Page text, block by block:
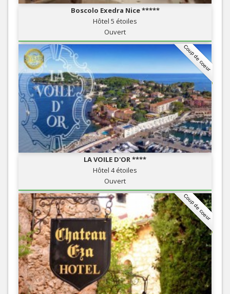
Boscolo Exedra Nice *****
Hôtel 5 étoiles
Ouvert
Coup de coeur
LA VOILE D'OR ****
Hôtel 4 étoiles
Ouvert
Coup de coeur